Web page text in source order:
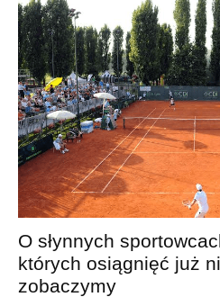
O słynnych
których osiągnięć już
zobaczymy